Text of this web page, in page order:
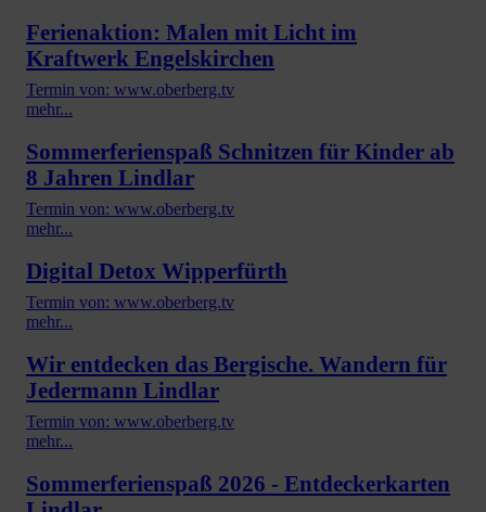
Ferienaktion: Malen mit Licht im
Kraftwerk Engelskirchen
Termin von: www.oberberg.tv
mehr...
Sommerferienspaß Schnitzen für Kinder ab
8 Jahren Lindlar
Termin von: www.oberberg.tv
mehr...
Digital Detox Wipperfürth
Termin von: www.oberberg.tv
mehr...
Wir entdecken das Bergische. Wandern für
Jedermann Lindlar
Termin von: www.oberberg.tv
mehr...
Sommerferienspaß 2026 - Entdeckerkarten